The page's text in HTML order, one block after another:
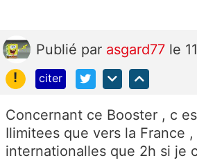
Publié par asgard77 le
!
citer
Concernant ce Booster , c
Ilimitees que vers la France
internationalles que 2h si je